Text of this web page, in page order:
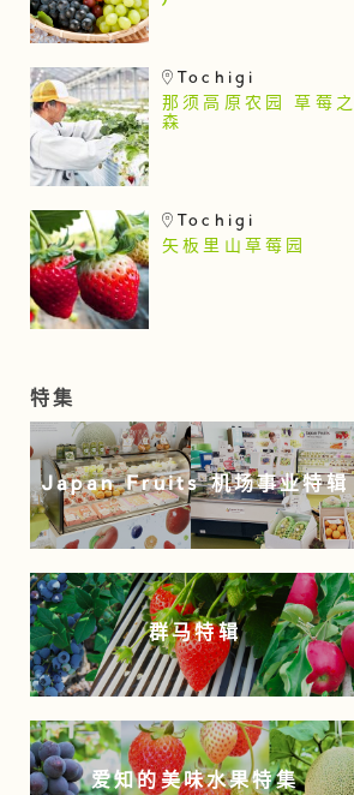
Tochigi
那须高原农园 草莓之
森
Tochigi
矢板里山草莓园
特集
Japan Fruits 机场事业特辑
群马特辑
爱知的美味水果特集